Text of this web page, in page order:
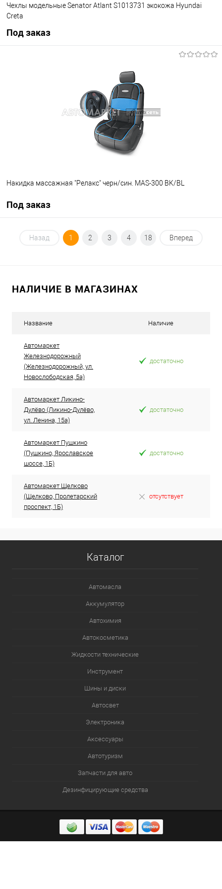
Чехлы модельные Senator Atlant S1013731 экокожа Hyundai
Creta
Под заказ
Под заказ
Накидка массажная "Релакс" черн/син. MAS-300 BK/BL
Под заказ
Под заказ
Назад 1 2 3 4 18 Вперед
НАЛИЧИЕ В МАГАЗИНАХ
Название Наличие
Автомаркет
Железнодорожный
(Железнодорожный, ул.
Новослободская, 5а)
достаточно
Автомаркет Ликино-
Дулёво (Ликино-Дулёво,
ул. Ленина, 15а)
достаточно
Автомаркет Пушкино
(Пушкино, Ярославское
шоссе, 1Б)
достаточно
Автомаркет Щелково
(Щелково, Пролетарский
проспект, 1Б)
отсутствует
Каталог
Автомасла
Аккумулятор
Автохимия
Автокосметика
Жидкости технические
Инструмент
Шины и диски
Автосвет
Электроника
Аксессуары
Автотуризм
Запчасти для авто
Дезинфицирующие средства